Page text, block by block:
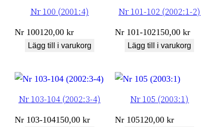
Nr 100 (2001:4)
Nr 100120,00kr
Lägg till i varukorg
Nr 101-102 (2002:1-2)
Nr 101-102150,00kr
Lägg till i varukorg
Nr 103-104 (2002:3-4)
Nr 103-104150,00kr
Nr 105 (2003:1)
Nr 105120,00kr